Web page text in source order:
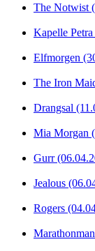
The Notwist
Kapelle
Elfmorgen
The Iron
Drangsal
Mia Morgan
Gurr
Jealous
Rogers